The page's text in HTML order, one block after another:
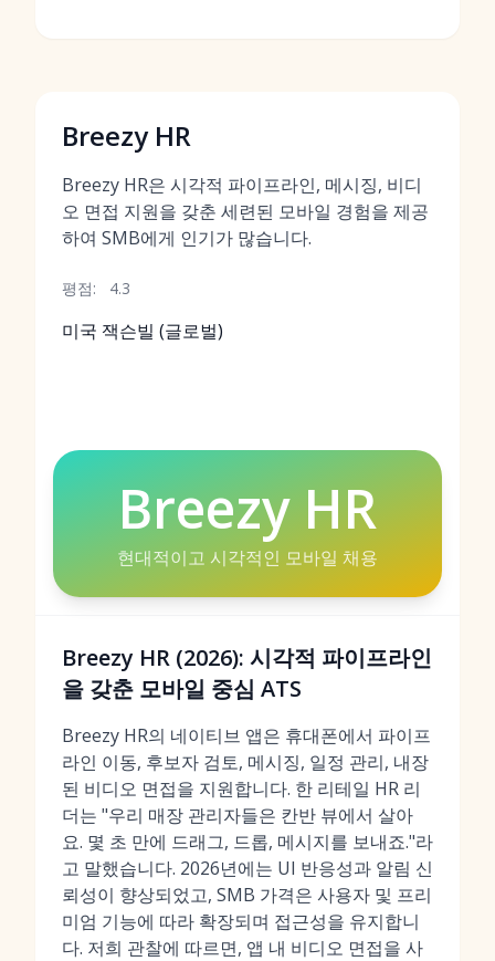
Breezy HR
Breezy HR은 시각적 파이프라인, 메시징, 비디
오 면접 지원을 갖춘 세련된 모바일 경험을 제공
하여 SMB에게 인기가 많습니다.
평점: 4.3
미국 잭슨빌 (글로벌)
Breezy HR
현대적이고 시각적인 모바일 채용
Breezy HR (2026): 시각적 파이프라인
을 갖춘 모바일 중심 ATS
Breezy HR의 네이티브 앱은 휴대폰에서 파이프
라인 이동, 후보자 검토, 메시징, 일정 관리, 내장
된 비디오 면접을 지원합니다. 한 리테일 HR 리
더는 "우리 매장 관리자들은 칸반 뷰에서 살아
요. 몇 초 만에 드래그, 드롭, 메시지를 보내죠."라
고 말했습니다. 2026년에는 UI 반응성과 알림 신
뢰성이 향상되었고, SMB 가격은 사용자 및 프리
미엄 기능에 따라 확장되며 접근성을 유지합니
다. 저희 관찰에 따르면, 앱 내 비디오 면접을 사